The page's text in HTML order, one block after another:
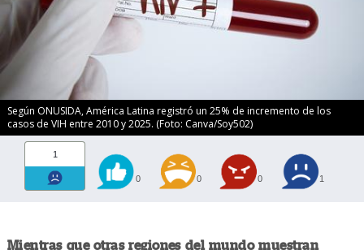
Según ONUSIDA, América Latina registró un 25% de incremento de los
casos de VIH entre 2010 y 2025. (Foto: Canva/Soy502)
1
0 0 0 1
Mientras que otras regiones del mundo muestran